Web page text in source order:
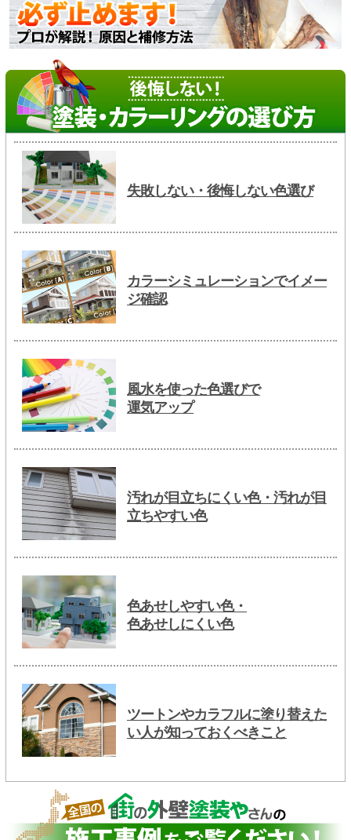
失敗しない・後悔しない色選び
カラーシミュレーションでイメー
ジ確認
風水を使った色選びで
運気アップ
汚れが目立ちにくい色・汚れが目
立ちやすい色
色あせしやすい色・
色あせしにくい色
ツートンやカラフルに塗り替えた
い人が知っておくべきこと